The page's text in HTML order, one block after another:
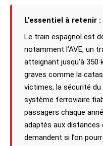
L’essentiel à retenir :
Le train espagnol est
notamment l’AVE, un
atteignant jusqu’à 350
graves comme la
victimes, la sécurité
système ferroviaire
passagers chaque
adaptés aux distances
demandent si l’on